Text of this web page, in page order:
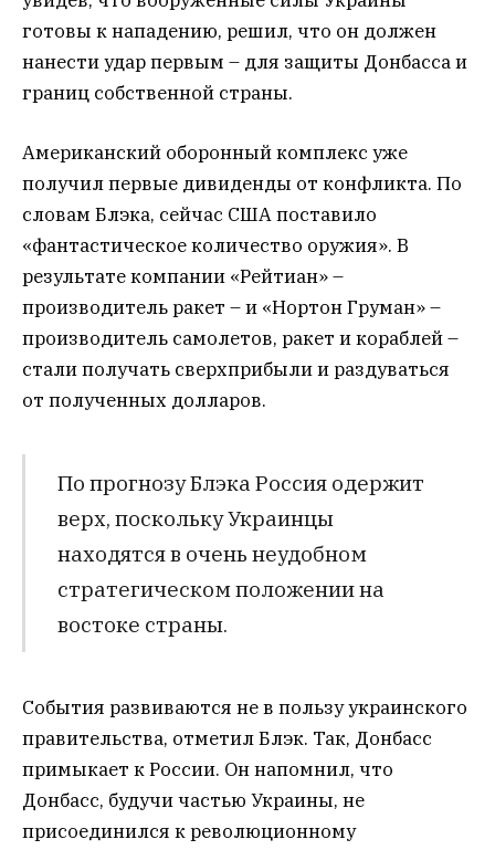
готовы к нападению, решил, что он должен
нанести удар первым – для защиты Донбасса и
границ собственной страны.
Американский оборонный комплекс уже
получил первые дивиденды от конфликта. По
словам Блэка, сейчас США поставило
«фантастическое количество оружия». В
результате компании «Рейтиан» –
производитель ракет – и «Нортон Груман» –
производитель самолетов, ракет и кораблей –
стали получать сверхприбыли и раздуваться
от полученных долларов.
По прогнозу Блэка Россия одержит
верх, поскольку Украинцы
находятся в очень неудобном
стратегическом положении на
востоке страны.
События развиваются не в пользу украинского
правительства, отметил Блэк. Так, Донбасс
примыкает к России. Он напомнил, что
Донбасс, будучи частью Украины, не
присоединился к революционному